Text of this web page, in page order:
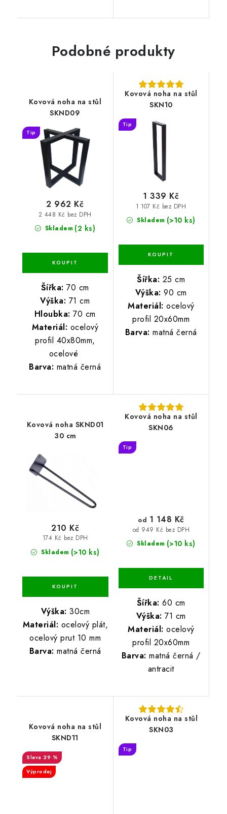
Podobné produkty
Kovová noha na stůl
SKND09
Tip
Skladem (2 ks)
2 448 Kč bez DPH
2 962 Kč
Šířka: 70 cm
Výška: 71 cm
Hloubka: 70 cm
Materiál: ocelový
profil 40x80mm,
ocelové
Barva: matná černá
Kovová noha na stůl
SKN10
Tip
Skladem (>10 ks)
1 107 Kč bez DPH
1 339 Kč
Šířka: 25 cm
Výška: 90 cm
Materiál: ocelový
profil 20x60mm
Barva: matná černá
Kovová noha SKND01
30 cm
Skladem (>10 ks)
174 Kč bez DPH
210 Kč
Výška: 30cm
Materiál: ocelový plát,
ocelový prut 10 mm
Barva: matná černá
Kovová noha na stůl
SKN06
Tip
Skladem (>10 ks)
od 949 Kč bez DPH
od 1 148 Kč
Šířka: 60 cm
Výška: 71 cm
Materiál: ocelový
profil 20x60mm
Barva: matná černá /
antracit
Kovová noha na stůl
SKND11
29 %
Výprodej
Kovová noha na stůl
SKN03
Tip